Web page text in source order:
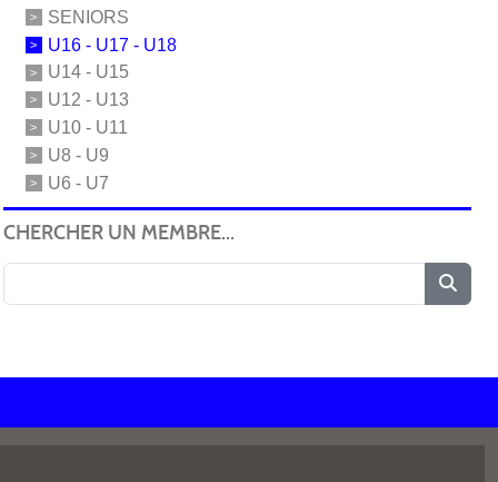
SENIORS
U16 - U17 - U18
U14 - U15
U12 - U13
U10 - U11
U8 - U9
U6 - U7
CHERCHER UN MEMBRE...